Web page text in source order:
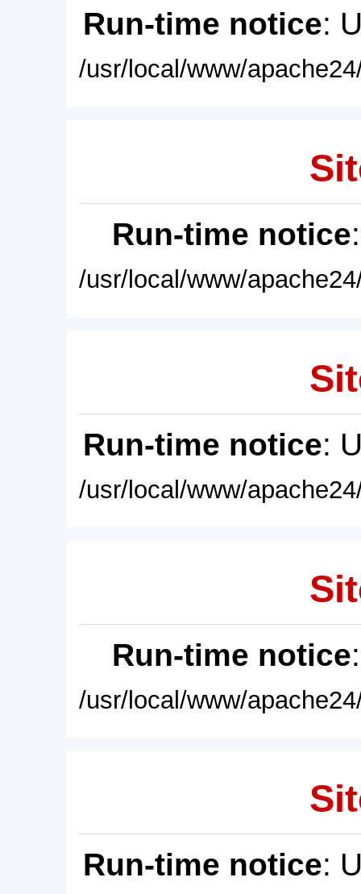
Run-time notice:
/usr/local/www/
Run-time notice
/usr/local/www/
Run-time notice:
/usr/local/www/
Run-time notice
/usr/local/www/
Run-time notice: